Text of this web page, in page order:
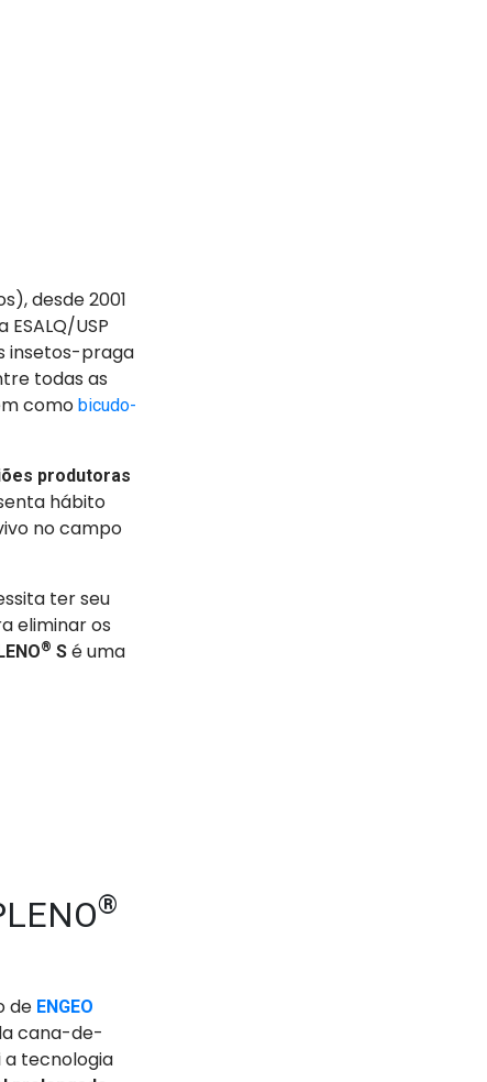
desde 2001
USP
insetos-praga
todas as
como bicudo-
produtoras
hábito
no campo
ter seu
eliminar os
® Sé uma
®
de ENGEO
cana-de-
a tecnologia